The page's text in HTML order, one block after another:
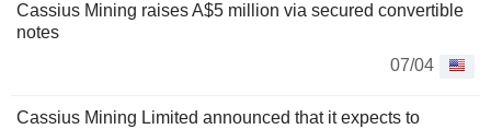
Cassius Mining raises A$5 million via secured convertible
notes
07/04
Cassius Mining Limited announced that it expects to